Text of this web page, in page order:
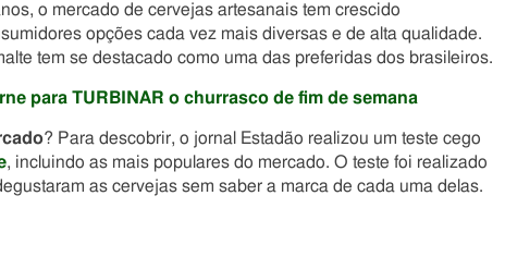
o mercado de cervejas artesanais tem crescido
opções cada vez mais diversas e de alta qualidade.
tem se destacado como uma das preferidas dos brasileiros.
para TURBINAR o churrasco de fim de semana
? Para descobrir, o jornal Estadão realizou um teste cego
, incluindo as mais populares do mercado. O teste foi realizado
as cervejas sem saber a marca de cada uma delas.